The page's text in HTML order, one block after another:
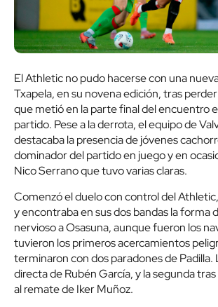
El Athletic no pudo hacerse con una
Txapela, en su novena edición, tras
que metió en la parte final del encuentro
partido. Pese a la derrota, el equipo de
destacaba la presencia de jóvenes
dominador del partido en juego y en
Nico Serrano que tuvo varias claras.
Comenzó el duelo con control del
y encontraba en sus dos bandas la forma
nervioso a Osasuna, aunque fueron los
tuvieron los primeros acercamientos
terminaron con dos paradones de Padilla.
directa de Rubén García, y la segunda
al remate de Iker Muñoz.